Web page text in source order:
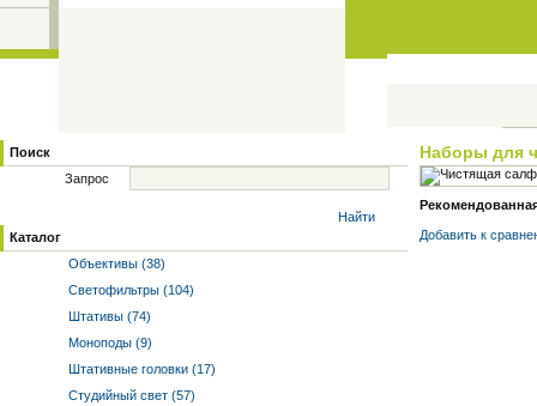
Поиск
Запрос
Найти
Каталог
Объективы (38)
Светофильтры (104)
Штативы (74)
Моноподы (9)
Штативные головки (17)
Студийный свет (57)
Наборы для
Добавить к